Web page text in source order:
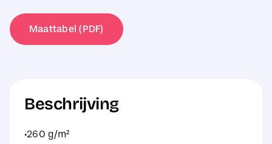
TrouserLength
32''
Maattabel (PDF)
Beschrijving
·260 g/m²